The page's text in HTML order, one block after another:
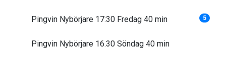
Pingvin Nybörjare 17:30 Fredag 40 min 5
Pingvin Nybörjare 16.30 Söndag 40 min